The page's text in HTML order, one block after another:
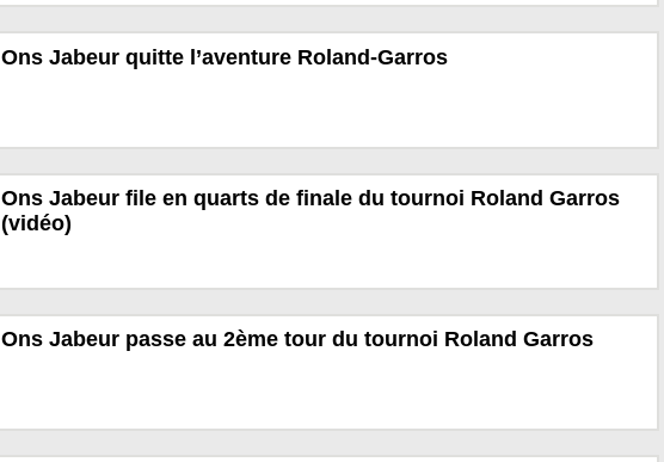
Ons Jabeur quitte l’aventure Roland-Garros
Ons Jabeur file en quarts de finale du tournoi Roland Garros
(vidéo)
Ons Jabeur passe au 2ème tour du tournoi Roland Garros